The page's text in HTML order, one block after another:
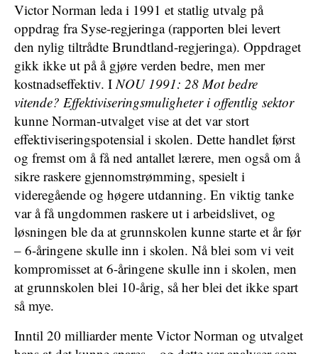
Victor Norman leda i 1991 et statlig utvalg på
oppdrag fra Syse-regjeringa (rapporten blei levert
den nylig tiltrådte Brundtland-regjeringa). Oppdraget
gikk ikke ut på å gjøre verden bedre, men mer
kostnadseffektiv. INOU 1991: 28 Mot bedre
vitende? Effektiviseringsmuligheter i offentlig sektor
kunne Norman-utvalget vise at det var stort
effektiviseringspotensial i skolen. Dette handlet først
og fremst om å få ned antallet lærere, men også om å
sikre raskere gjennomstrømming, spesielt i
videregående og høgere utdanning. En viktig tanke
var å få ungdommen raskere ut i arbeidslivet, og
løsningen ble da at grunnskolen kunne starte et år før
– 6-åringene skulle inn i skolen. Nå blei som vi veit
kompromisset at 6-åringene skulle inn i skolen, men
at grunnskolen blei 10-årig, så her blei det ikke spart
så mye.
Inntil 20 milliarder mente Victor Norman og utvalget